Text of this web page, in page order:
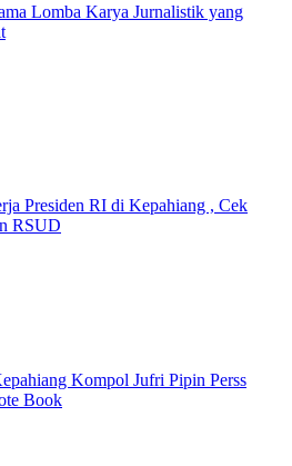
Lomba Karya Jurnalistik yang
Presiden RI di Kepahiang , Cek
RSUD
Kompol Jufri Pipin Perss
Book